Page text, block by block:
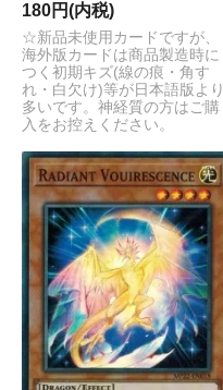
180円(内税)
☆新品未使用カードですが、
海外版カードは商品製造時に
つく初期キズ(線の痕・角す
れ・白欠け)等が日本語版より
多いです。神経質の方はご購
入をお控えください。